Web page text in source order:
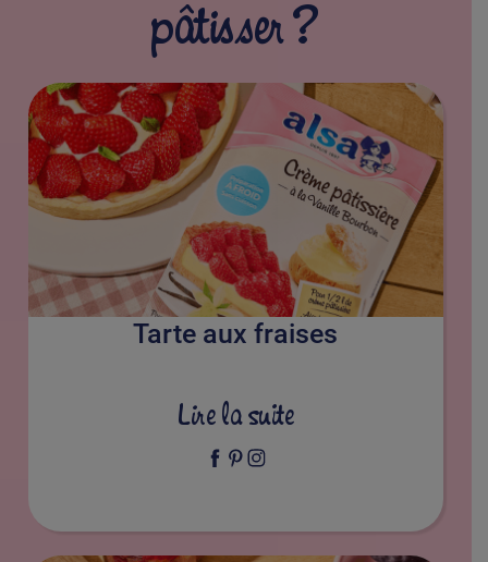
pâtisser ?
Tarte aux fraises
Lire la suite